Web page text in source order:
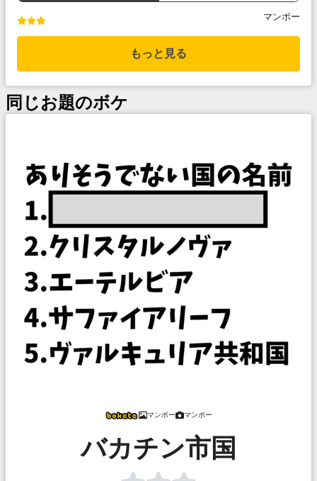
マンボー
もっと見る
同じお題のボケ
マンボー マンボー
バカチン市国